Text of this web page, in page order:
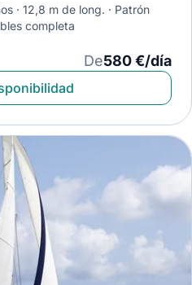
12,8 m de long.
Patrón
completa
De580 €/día